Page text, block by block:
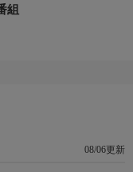
組
08/06更新